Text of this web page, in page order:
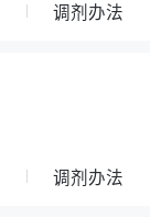
调剂办法
调剂办法